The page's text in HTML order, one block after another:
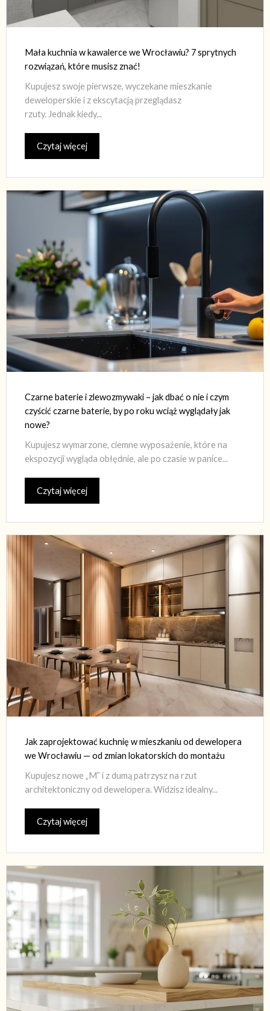
Mała kuchnia w kawalerce we Wrocławiu? 7 sprytnych
rozwiązań, które musisz znać!
Kupujesz swoje pierwsze, wyczekane mieszkanie
deweloperskie i z ekscytacją przeglądasz
rzuty. Jednak kiedy...
Czytaj więcej
Czarne baterie i zlewozmywaki – jak dbać o nie i czym
czyścić czarne baterie, by po roku wciąż wyglądały jak
nowe?
Kupujesz wymarzone, ciemne wyposażenie, które na
ekspozycji wygląda obłędnie, ale po czasie w panice...
Czytaj więcej
Jak zaprojektować kuchnię w mieszkaniu od dewelopera
we Wrocławiu — od zmian lokatorskich do montażu
Kupujesz nowe „M” i z dumą patrzysz na rzut
architektoniczny od dewelopera. Widzisz idealny...
Czytaj więcej